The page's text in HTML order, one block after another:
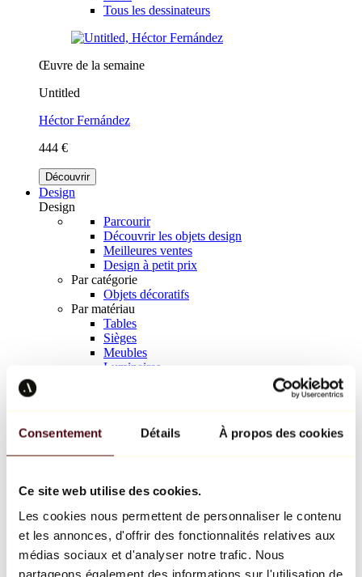
Consentement Détails À propos des cookies
Ce site web utilise des cookies.
Les cookies nous permettent de personnaliser le contenu
et les annonces, d'offrir des fonctionnalités relatives aux
médias sociaux et d'analyser notre trafic. Nous
partageons également des informations sur l'utilisation de
Tous les dessinateurs
Œuvre de la semaine
Untitled
Héctor Fernández
444 €
Découvrir
Design
Design
Parcourir
Découvrir les objets design
Meilleures ventes
Design à petit prix
Par catégorie
Objets décoratifs
Par matériau
Tables
Sièges
Meubles
Luminaires
Richard Orlinski
Keith Haring
Jeff Koons
Jean-Michel Basquiat
Tous les designers
Œuvre de la semaine